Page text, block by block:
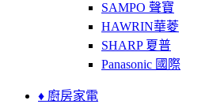
SAMPO 聲寶
HAWRIN華菱
SHARP 夏普
Panasonic 國際
♦ 廚房家電